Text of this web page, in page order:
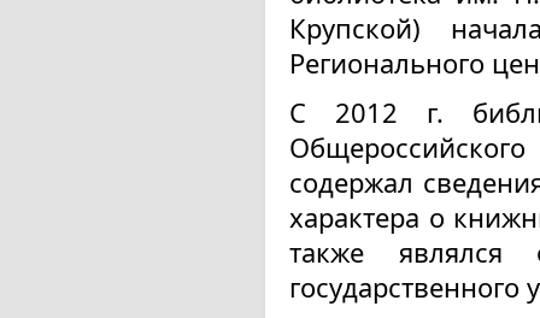
Крупской)
Регионального
С 2012 г.
содержал
характера о
также являлся
государственного